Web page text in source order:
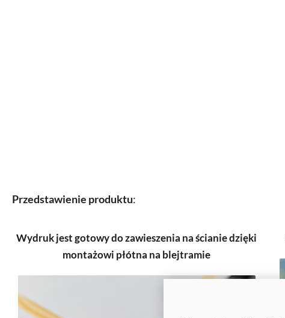
Przedstawienie produktu:
Wydruk jest gotowy do zawieszenia na ścianie dzięki
montażowi płótna na blejtramie